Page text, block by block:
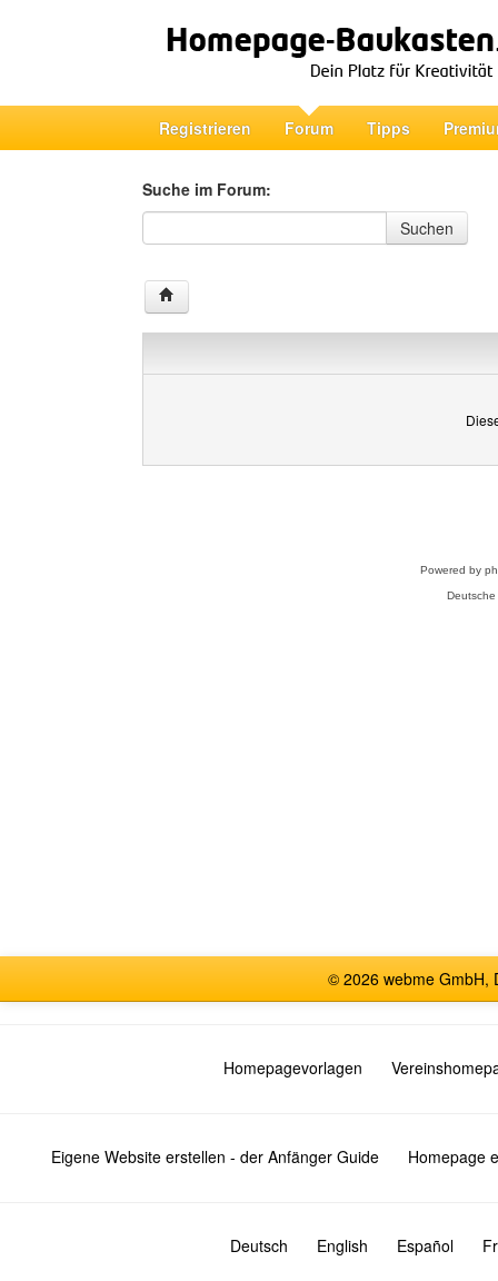
Registrieren Forum Tipps
Suche im Forum:
Suche im Forum
Suchen
Powered by
© 2026 webme GmbH,
Homepagevorlagen
Eigene Website erstellen - der Anfänger Guide Homepage
Deutsch English Español